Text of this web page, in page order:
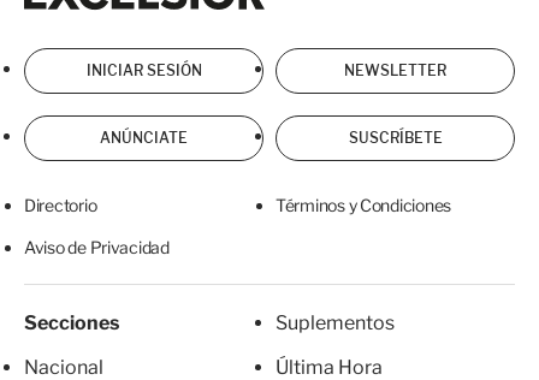
INICIAR SESIÓN NEWSLETTER
ANÚNCIATE SUSCRÍBETE
Directorio Términos y Condiciones
Aviso de Privacidad
Secciones
Nacional
Suplementos
Última Hora